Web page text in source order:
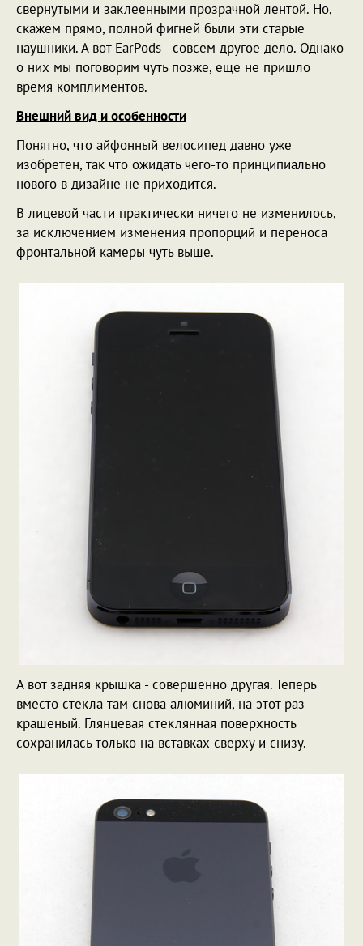
свернутыми и заклеенными прозрачной лентой. Но,
скажем прямо, полной фигней были эти старые
наушники. А вот EarPods - совсем другое дело. Однако
о них мы поговорим чуть позже, еще не пришло
время комплиментов.
Внешний вид и особенности
Понятно, что айфонный велосипед давно уже
изобретен, так что ожидать чего-то принципиально
нового в дизайне не приходится.
В лицевой части практически ничего не изменилось,
за исключением изменения пропорций и переноса
фронтальной камеры чуть выше.
А вот задняя крышка - совершенно другая. Теперь
вместо стекла там снова алюминий, на этот раз -
крашеный. Глянцевая стеклянная поверхность
сохранилась только на вставках сверху и снизу.